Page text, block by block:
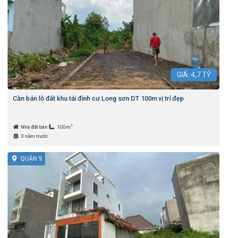
GIÁ: 4,7TỶ
Cần bán lô đất khu tái đình cư Long sơn DT 100m vị trí đẹp
Nhà đất bán 100m 2
3 năm trước
QUẬN 9